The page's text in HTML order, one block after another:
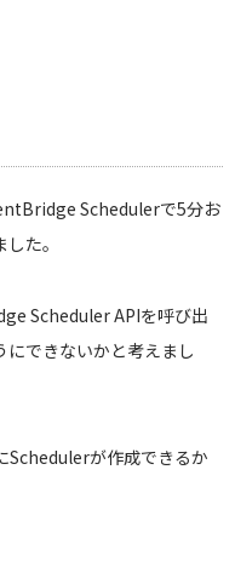
Schedulerで5分お
た。
Scheduler APIを呼び出
にできないかと考えまし
Schedulerが作成できるか